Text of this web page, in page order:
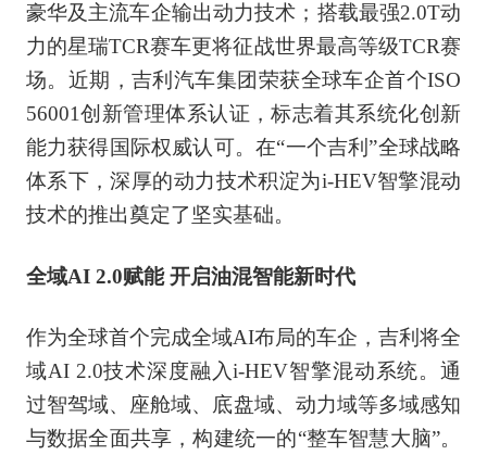
豪华及主流车企输出动力技术；搭载最强2.0T动
力的星瑞TCR赛车更将征战世界最高等级TCR赛
场。近期，吉利汽车集团荣获全球车企首个ISO
56001创新管理体系认证，标志着其系统化创新
能力获得国际权威认可。在“一个吉利”全球战略
体系下，深厚的动力技术积淀为i-HEV智擎混动
技术的推出奠定了坚实基础。
全域AI 2.0赋能 开启油混智能新时代
作为全球首个完成全域AI布局的车企，吉利将全
域AI 2.0技术深度融入i-HEV智擎混动系统。通
过智驾域、座舱域、底盘域、动力域等多域感知
与数据全面共享，构建统一的“整车智慧大脑”。